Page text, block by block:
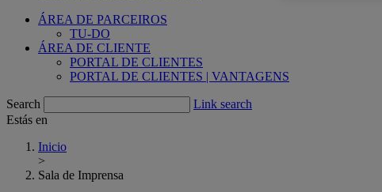
ÁREA DE PARCEIROS
TU-DO
ÁREA DE CLIENTE
PORTAL DE CLIENTES
PORTAL DE CLIENTES | VANTAGENS
Search
Link search
Estás en
Inicio
>
Sala de Imprensa